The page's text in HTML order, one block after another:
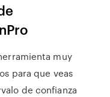
muy
para que veas
de confianza